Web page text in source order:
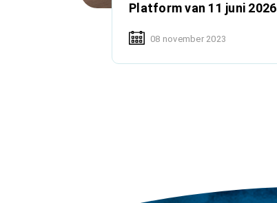
Platform van 11 juni 2026
08 november 2023